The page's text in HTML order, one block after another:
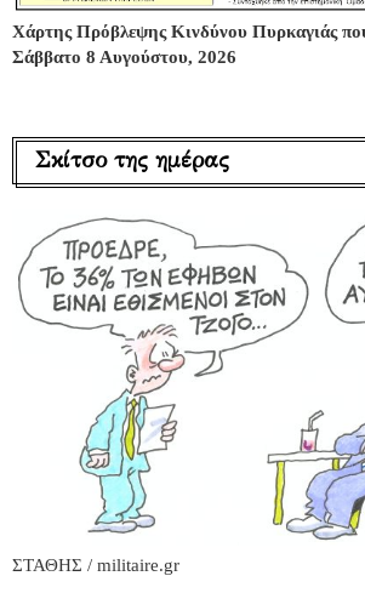
Χάρτης Πρόβλεψης Κινδύνου Πυρκαγιάς που
Σάββατο 8 Αυγούστου, 2026
Σκίτσο της ημέρας
ΣΤΑΘΗΣ / militaire.gr